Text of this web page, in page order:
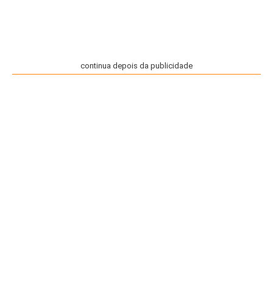
continua depois da publicidade